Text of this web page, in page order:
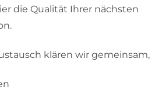
die Qualität Ihrer nächsten
klären wir gemeinsam,